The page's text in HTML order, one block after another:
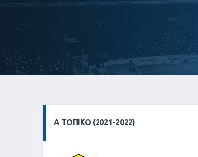
Α ΤΟΠΙΚΌ (2021-2022)